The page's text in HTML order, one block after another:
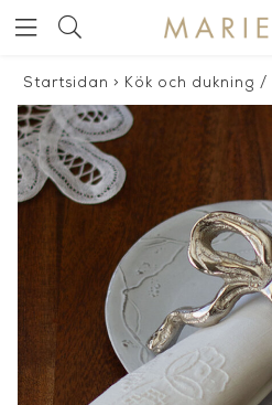
Startsidan > Kök och dukning /